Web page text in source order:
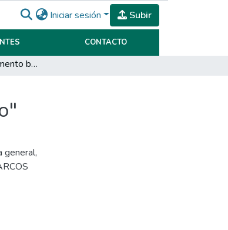
Iniciar sesión Subir
CONTACTO
Plan comercial: Alimento balanceado para perros "Paco"
general,